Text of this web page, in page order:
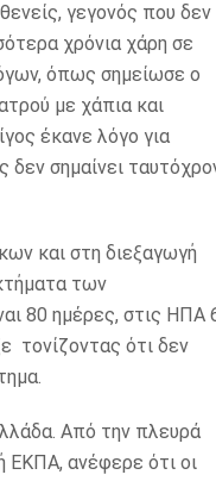
γεγονός που δεν
χρόνια χάρη σε
όπως σημείωσε ο
με χάπια και
έκανε λόγο για
σημαίνει
και στη διεξαγωγή
των
80 ημέρες, στις ΗΠΑ
τονίζοντας ότι δεν
Από την πλευρά
ΕΚΠΑ, ανέφερε ότι οι